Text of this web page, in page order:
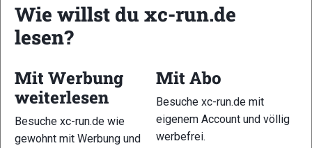
Wie willst du xc-run.de
lesen?
Mit Werbung
weiterlesen
Besuche xc-run.de wie
gewohnt mit Werbung und
Mit Abo
Besuche xc-run.de mit
eigenem Account und völlig
werbefrei.